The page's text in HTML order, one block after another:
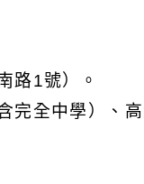
路1號）。
全中學）、高